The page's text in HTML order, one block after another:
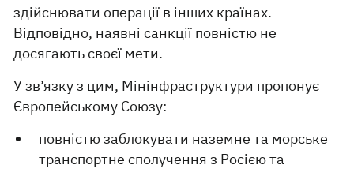
здійснювати операції в інших країнах.
Відповідно, наявні санкції повністю не
досягають своєї мети.
У зв’язку з цим, Мінінфраструктури пропонує
Європейському Союзу:
повністю заблокувати наземне та морське
транспортне сполучення з Росією та